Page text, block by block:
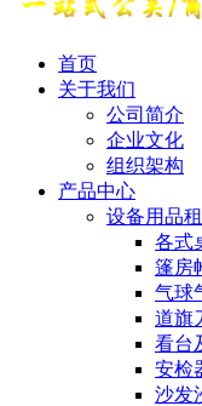
首页
关于我们
公司简介
企业文化
组织架构
产品中心
设备用品
各式
篷房
气球
道旗
看台
安检
沙发